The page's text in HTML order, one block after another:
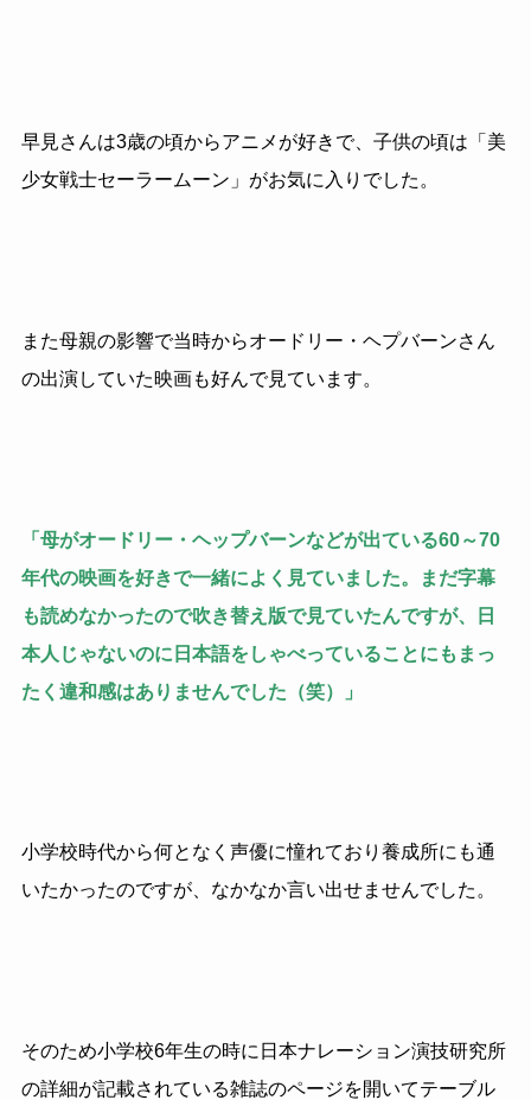
早見さんは3歳の頃からアニメが好きで、子供の頃は「美
少女戦士セーラームーン」がお気に入りでした。
また母親の影響で当時からオードリー・ヘプバーンさん
の出演していた映画も好んで見ています。
「母がオードリー・ヘップバーンなどが出ている60～70
年代の映画を好きで一緒によく見ていました。まだ字幕
も読めなかったので吹き替え版で見ていたんですが、日
本人じゃないのに日本語をしゃべっていることにもまっ
たく違和感はありませんでした（笑）」
小学校時代から何となく声優に憧れており養成所にも通
いたかったのですが、なかなか言い出せませんでした。
そのため小学校6年生の時に日本ナレーション演技研究所
の詳細が記載されている雑誌のページを開いてテーブル